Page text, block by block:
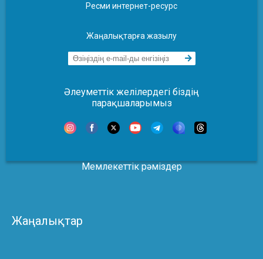
Ресми интернет-ресурс
Жаңалықтарға жазылу
Әлеуметтік желілердегі біздің
парақшаларымыз
Мемлекеттік рәміздер
Жаңалықтар